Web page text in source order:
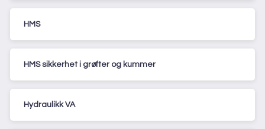
HMS
HMS sikkerhet i grøfter og kummer
Hydraulikk VA